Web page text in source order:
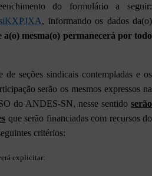
do formulário a seguir:
, informando os dados da(o)
a(o) mesma(o) permanecerá por todo
de seções sindicais contempladas e os
serão os mesmos expressos na
do ANDES-SN, nesse sentido serão
que serão financiadas com recursos do
critérios:
explicitar: